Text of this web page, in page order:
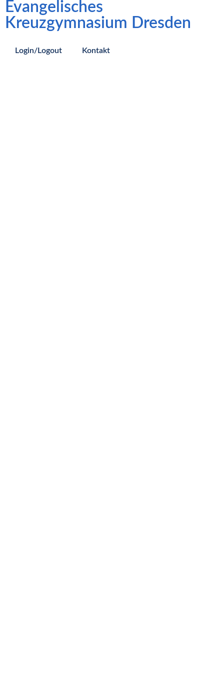
Evangelisches
Kreuzgymnasium Dresden
Login/Logout Kontakt